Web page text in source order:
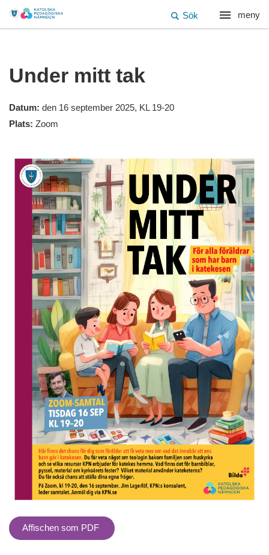
meny
Sök
Under mitt tak
Datum: den 16 september 2025, KL 19-20
Plats: Zoom
Affischen som PDF